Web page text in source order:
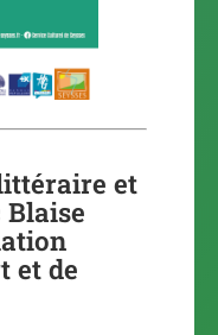
et
Blaise
et de